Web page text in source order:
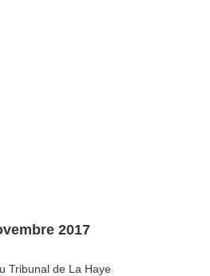
2017
de La Haye